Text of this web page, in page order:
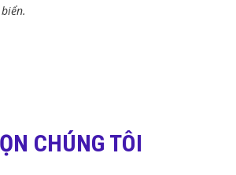
biển.
CHÚNG TÔI